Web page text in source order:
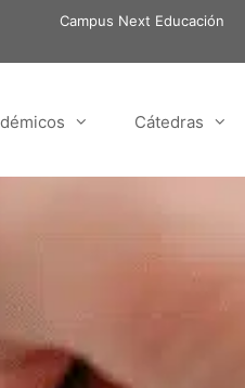
Campus Next Educación
Cátedras